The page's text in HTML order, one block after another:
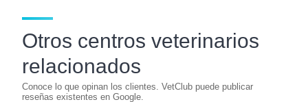
Otros centros veterinarios
relacionados